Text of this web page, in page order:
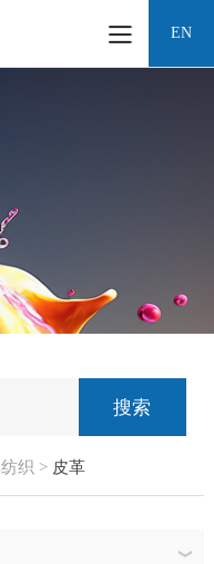
EN
织 > 皮革